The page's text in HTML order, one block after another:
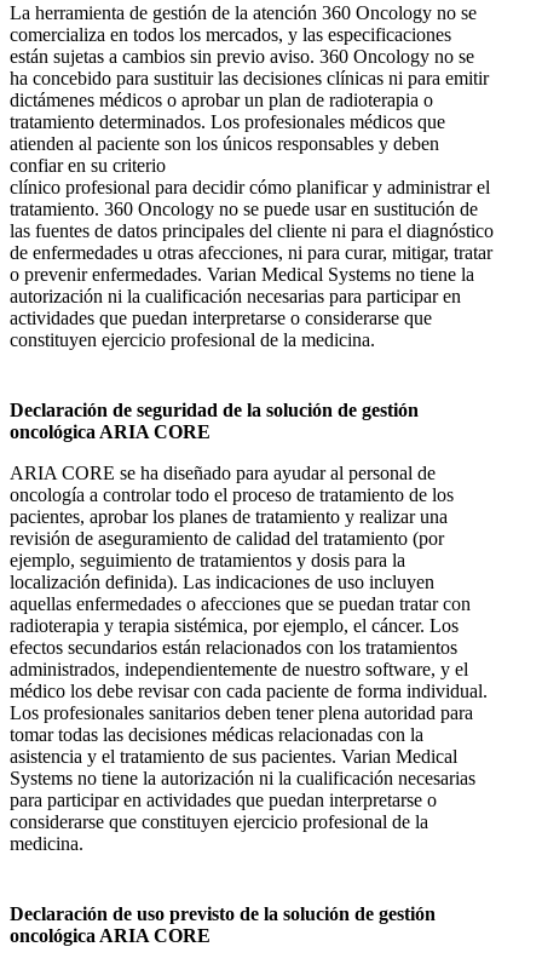
La herramienta de gestión de la atención 360 Oncology no se
comercializa en todos los mercados, y las especificaciones
están sujetas a cambios sin previo aviso. 360 Oncology no se
ha concebido para sustituir las decisiones clínicas ni para emitir
dictámenes médicos o aprobar un plan de radioterapia o
tratamiento determinados. Los profesionales médicos que
atienden al paciente son los únicos responsables y deben
confiar en su criterio
clínico profesional para decidir cómo planificar y administrar el
tratamiento. 360 Oncology no se puede usar en sustitución de
las fuentes de datos principales del cliente ni para el diagnóstico
de enfermedades u otras afecciones, ni para curar, mitigar, tratar
o prevenir enfermedades. Varian Medical Systems no tiene la
autorización ni la cualificación necesarias para participar en
actividades que puedan interpretarse o considerarse que
constituyen ejercicio profesional de la medicina.
Declaración de seguridad de la solución de gestión
oncológica ARIA CORE
ARIA CORE se ha diseñado para ayudar al personal de
oncología a controlar todo el proceso de tratamiento de los
pacientes, aprobar los planes de tratamiento y realizar una
revisión de aseguramiento de calidad del tratamiento (por
ejemplo, seguimiento de tratamientos y dosis para la
localización definida). Las indicaciones de uso incluyen
aquellas enfermedades o afecciones que se puedan tratar con
radioterapia y terapia sistémica, por ejemplo, el cáncer. Los
efectos secundarios están relacionados con los tratamientos
administrados, independientemente de nuestro software, y el
médico los debe revisar con cada paciente de forma individual.
Los profesionales sanitarios deben tener plena autoridad para
tomar todas las decisiones médicas relacionadas con la
asistencia y el tratamiento de sus pacientes. Varian Medical
Systems no tiene la autorización ni la cualificación necesarias
para participar en actividades que puedan interpretarse o
considerarse que constituyen ejercicio profesional de la
medicina.
Declaración de uso previsto de la solución de gestión
oncológica ARIA CORE